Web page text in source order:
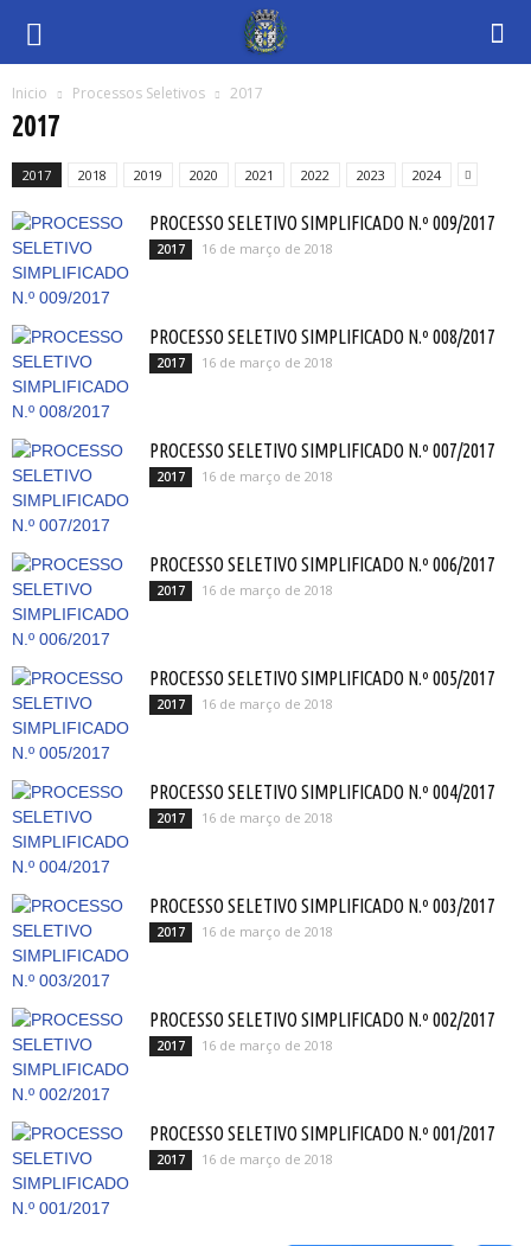
Inicio Processos Seletivos 2017
2017
2017 2018 2019 2020 2021 2022 2023 2024
PROCESSO SELETIVO SIMPLIFICADO N.º 009/2017
2017 16 de março de 2018
PROCESSO SELETIVO SIMPLIFICADO N.º 008/2017
2017 16 de março de 2018
PROCESSO SELETIVO SIMPLIFICADO N.º 007/2017
2017 16 de março de 2018
PROCESSO SELETIVO SIMPLIFICADO N.º 006/2017
2017 16 de março de 2018
PROCESSO SELETIVO SIMPLIFICADO N.º 005/2017
2017 16 de março de 2018
PROCESSO SELETIVO SIMPLIFICADO N.º 004/2017
2017 16 de março de 2018
PROCESSO SELETIVO SIMPLIFICADO N.º 003/2017
2017 16 de março de 2018
PROCESSO SELETIVO SIMPLIFICADO N.º 002/2017
2017 16 de março de 2018
PROCESSO SELETIVO SIMPLIFICADO N.º 001/2017
2017 16 de março de 2018